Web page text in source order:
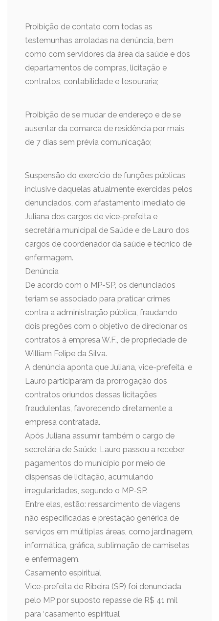
Proibição de contato com todas as
testemunhas arroladas na denúncia, bem
como com servidores da área da saúde e dos
departamentos de compras, licitação e
contratos, contabilidade e tesouraria;
Proibição de se mudar de endereço e de se
ausentar da comarca de residência por mais
de 7 dias sem prévia comunicação;
Suspensão do exercício de funções públicas,
inclusive daquelas atualmente exercidas pelos
denunciados, com afastamento imediato de
Juliana dos cargos de vice-prefeita e
secretária municipal de Saúde e de Lauro dos
cargos de coordenador da saúde e técnico de
enfermagem.
Denúncia
De acordo com o MP-SP, os denunciados
teriam se associado para praticar crimes
contra a administração pública, fraudando
dois pregões com o objetivo de direcionar os
contratos à empresa W.F., de propriedade de
William Felipe da Silva.
A denúncia aponta que Juliana, vice-prefeita, e
Lauro participaram da prorrogação dos
contratos oriundos dessas licitações
fraudulentas, favorecendo diretamente a
empresa contratada.
Após Juliana assumir também o cargo de
secretária de Saúde, Lauro passou a receber
pagamentos do município por meio de
dispensas de licitação, acumulando
irregularidades, segundo o MP-SP.
Entre elas, estão: ressarcimento de viagens
não especificadas e prestação genérica de
serviços em múltiplas áreas, como jardinagem,
informática, gráfica, sublimação de camisetas
e enfermagem.
Casamento espiritual
Vice-prefeita de Ribeira (SP) foi denunciada
pelo MP por suposto repasse de R$ 41 mil
para ‘casamento espiritual’